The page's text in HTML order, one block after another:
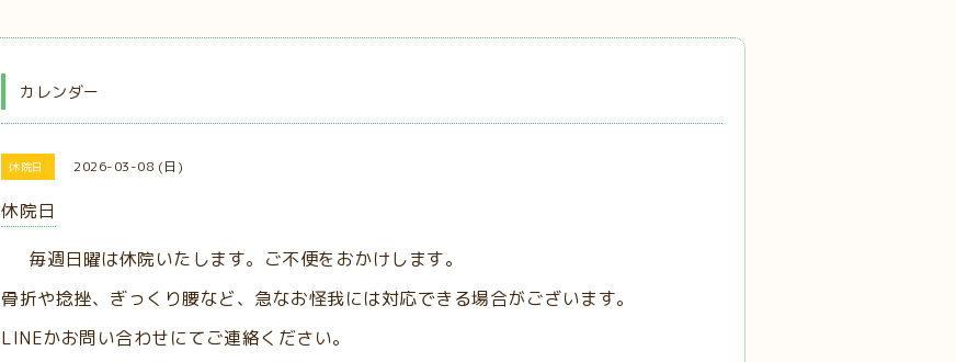
カレンダー
休院日 2026-03-08 (日)
休院日
毎週日曜は休院いたします。ご不便をおかけします。
骨折や捻挫、ぎっくり腰など、急なお怪我には対応できる場合がございます。
LINEかお問い合わせにてご連絡ください。